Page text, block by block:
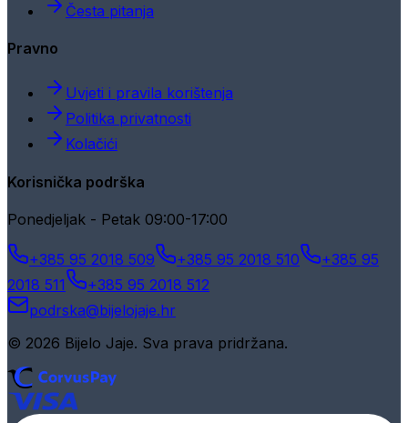
Česta pitanja
Pravno
Uvjeti i pravila korištenja
Politika privatnosti
Kolačići
Korisnička podrška
Ponedjeljak - Petak 09:00-17:00
+385 95 2018 509 +385 95 2018 510
+385 95
2018 511
+385 95 2018 512
podrska@bijelojaje.hr
© 2026 Bijelo Jaje. Sva prava pridržana.